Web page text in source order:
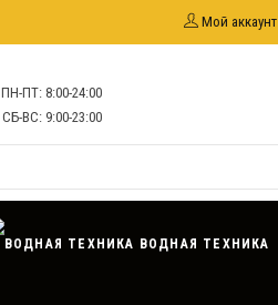
Мой аккаунт
ПН-ПТ: 8:00-24:00
СБ-ВС: 9:00-23:00
ВОДНАЯ ТЕХНИКА